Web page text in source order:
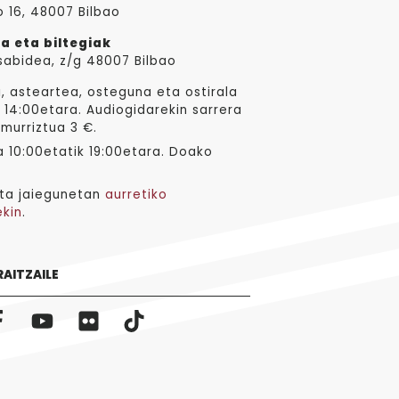
16, 48007 Bilbao
eta biltegiak
z/g 48007 Bilbao
asteartea, osteguna eta ostirala
Audiogidarekin sarrera
3 €.
10:00etatik 19:00etara. Doako
jaiegunetan aurretiko
.